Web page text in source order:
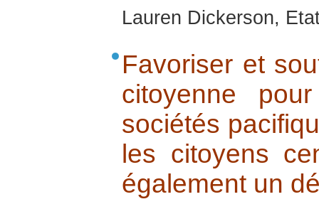
Lauren Dickerson,
Favoriser et
citoyenne
sociétés
les citoyens
également un